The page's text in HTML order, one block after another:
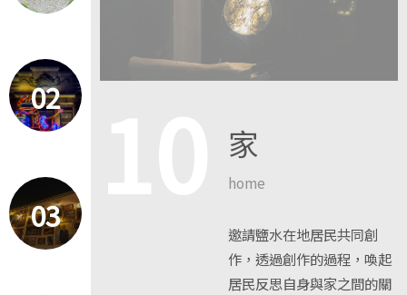
02
03
家
home
邀請鹽水在地居民共同創
作，透過創作的過程，喚起
居民反思自身與家之間的關